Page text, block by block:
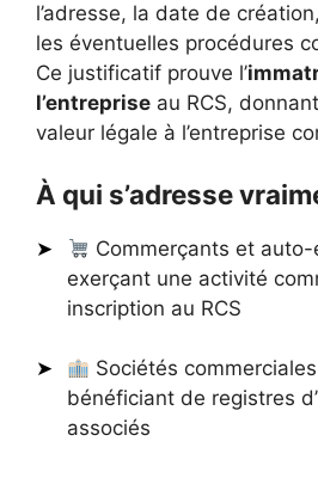
l’adresse, la date de
les éventuelles procédures
Ce justificatif prouve l’
l’entreprise au RCS,
valeur légale à l’entreprise
À qui s’adresse
Commerçants et
exerçant une activité
inscription au RCS
Sociétés
bénéficiant de registres
associés